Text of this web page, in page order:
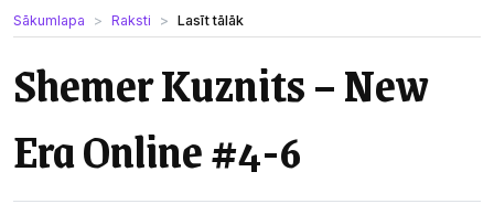
Sākumlapa Raksti Lasīt tālāk
Shemer Kuznits – New
Era Online #4-6